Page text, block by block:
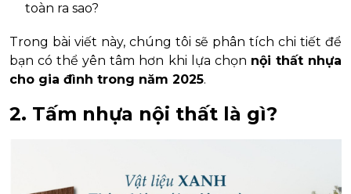
toàn ra sao?
Trong bài viết này, chúng tôi sẽ phân tích chi tiết để
bạn có thể yên tâm hơn khi lựa chọn nội thất nhựa
cho gia đình trong năm 2025.
2. Tấm nhựa nội thất là gì?